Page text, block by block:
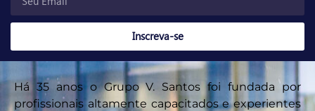
Inscreva-se
Há 35 anos o Grupo V. Santos foi fundada por
profissionais altamente capacitados e experientes